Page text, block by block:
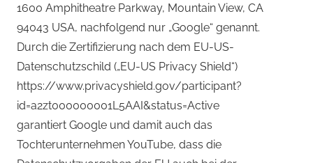
1600 Amphitheatre Parkway, Mountain View, CA
94043 USA, nachfolgend nur „Google“ genannt.
Durch die Zertifizierung nach dem EU-US-
Datenschutzschild („EU-US Privacy Shield“)
https://www.privacyshield.gov/participant?
id=a2zt000000001L5AAI&status=Active
garantiert Google und damit auch das
Tochterunternehmen YouTube, dass die